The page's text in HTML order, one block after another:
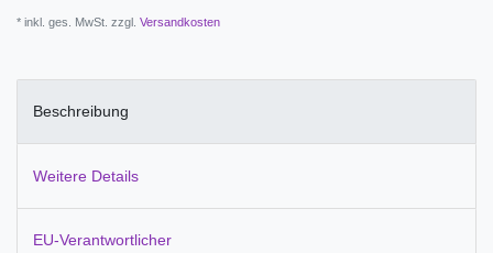
* inkl. ges. MwSt. zzgl. Versandkosten
Beschreibung
Weitere Details
EU-Verantwortlicher